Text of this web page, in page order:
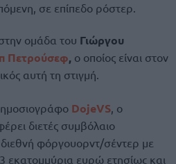
σε επίπεδο ρόστερ.
ομάδα του Γιώργου
Πετρούσεφ, ο οποίος είναι στον
αυτή τη στιγμή.
DojeVS , o
διετές συμβόλαιο
φόργουορντ/σέντερ με
εκατομμύρια ευρώ ετησίως και